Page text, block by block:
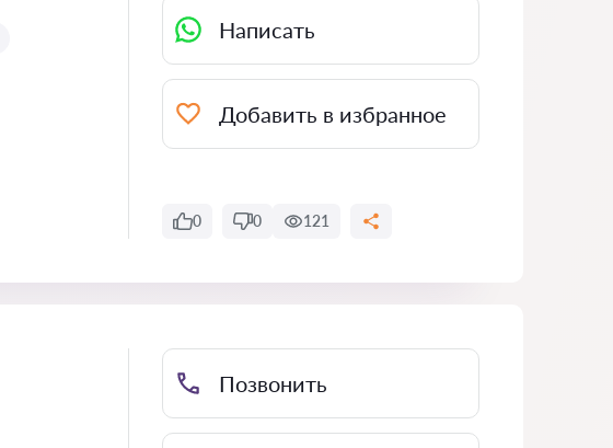
Написать
Добавить в избранное
0 0 121
Позвонить